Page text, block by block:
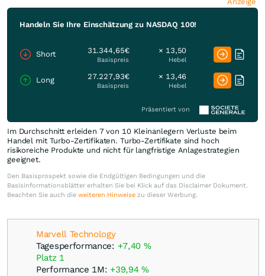
Handeln Sie Ihre Einschätzung zu NASDAQ 100!
Short 31.344,65€
Basispreis
× 13,50
Hebel
Long 27.227,93€
Basispreis
× 13,46
Hebel
Präsentiert von
Im Durchschnitt erleiden 7 von 10 Kleinanlegern Verluste beim
Handel mit Turbo-Zertifikaten. Turbo-Zertifikate sind hoch
risikoreiche Produkte und nicht für langfristige Anlagestrategien
geeignet.
Den Basisprospekt sowie die Endgültigen Bedingungen und die
Basisinformationsblätter erhalten Sie bei Klick auf das Disclaimer Dokument.
Beachten Sie auch die weiteren Hinweise zu dieser Werbung.
Marvell Technology
Tagesperformance: +7,40 %
Platz 1
Performance 1M: +39,94%